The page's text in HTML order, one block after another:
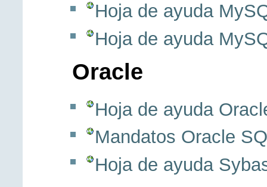
Hoja de ayuda
Hoja de ayuda
Oracle
Hoja de ayuda
Mandatos Oracle
Hoja de ayuda